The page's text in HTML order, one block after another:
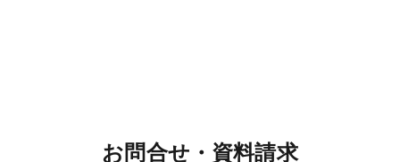
お問合せ・資料請求